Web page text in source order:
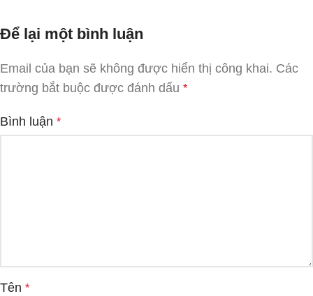
Để lại một bình luận
Email của bạn sẽ không được hiển thị công khai. Các
trường bắt buộc được đánh dấu *
Bình luận *
Tên *